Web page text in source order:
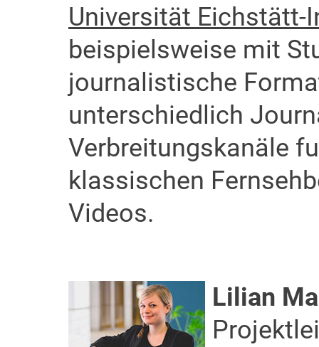
Universität Eichstätt-
beispielsweise mit
journalistische
unterschiedlich
Verbreitungskanäle
klassischen
Videos.
Lilian